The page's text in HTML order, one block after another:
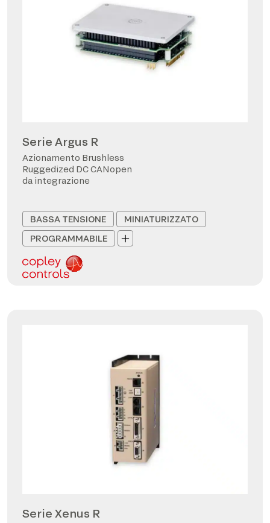
Serie Argus R
Azionamento Brushless
Ruggedized DC CANopen
da integrazione
BASSA TENSIONE
MINIATURIZZATO
PROGRAMMABILE
Serie Xenus R